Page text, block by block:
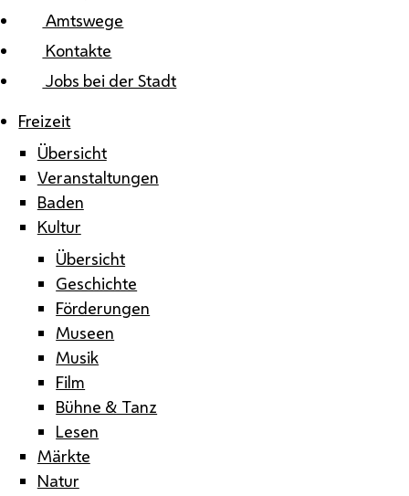
Amtswege
Kontakte
Jobs bei der Stadt
Freizeit
Übersicht
Veranstaltungen
Baden
Kultur
Übersicht
Geschichte
Förderungen
Museen
Musik
Film
Bühne & Tanz
Lesen
Märkte
Natur